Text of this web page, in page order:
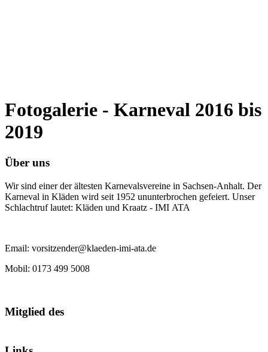
Fotogalerie - Karneval 2016 bis
2019
Über uns
Wir sind einer der ältesten Karnevalsvereine in Sachsen-Anhalt. Der
Karneval in Kläden wird seit 1952 ununterbrochen gefeiert. Unser
Schlachtruf lautet: Kläden und Kraatz - IMI ATA
Email: vorsitzender@klaeden-imi-ata.de
Mobil: 0173 499 5008
Mitglied des